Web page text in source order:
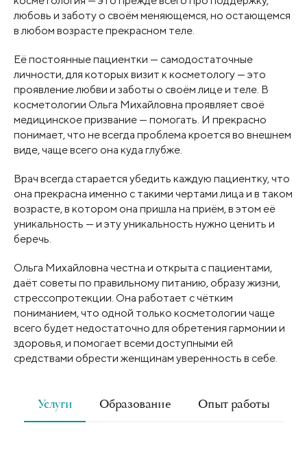
любовь и заботу о своём меняющемся, но остающемся
в любом возрасте прекрасном теле.
Её постоянные пациентки — самодостаточные
личности, для которых визит к косметологу — это
проявление любви и заботы о своём лице и теле. В
косметологии Ольга Михайловна проявляет своё
медицинское призвание — помогать. И прекрасно
понимает, что не всегда проблема кроется во внешнем
виде, чаще всего она куда глубже.
Врач всегда старается убедить каждую пациентку, что
она прекрасна именно с такими чертами лица и в таком
возрасте, в котором она пришла на приём, в этом её
уникальность — и эту уникальность нужно ценить и
беречь.
Ольга Михайловна честна и открыта с пациентами,
даёт советы по правильному питанию, образу жизни,
стрессопротекции. Она работает с чётким
пониманием, что одной только косметологии чаще
всего будет недостаточно для обретения гармонии и
здоровья, и помогает всеми доступными ей
средствами обрести женщинам уверенность в себе.
Услуги Образование Опыт работы